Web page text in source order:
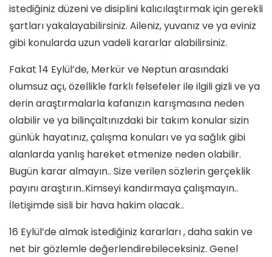
istediğiniz düzeni ve disiplini kalıcılaştırmak için gerekli
şartları yakalayabilirsiniz. Aileniz, yuvanız ve ya eviniz
gibi konularda uzun vadeli kararlar alabilirsiniz.
Fakat 14 Eylül’de, Merkür ve Neptun arasındaki
olumsuz açı, özellikle farklı felsefeler ile ilgili gizli ve ya
derin araştırmalarla kafanızın karışmasına neden
olabilir ve ya bilinçaltınızdaki bir takım konular sizin
günlük hayatınız, çalışma konuları ve ya sağlık gibi
alanlarda yanlış hareket etmenize neden olabilir.
Bugün karar almayın.. Size verilen sözlerin gerçeklik
payını araştırın..Kimseyi kandırmaya çalışmayın..
İletişimde sisli bir hava hakim olacak..
16 Eylül’de almak istediğiniz kararları , daha sakin ve
net bir gözlemle değerlendirebileceksiniz. Genel